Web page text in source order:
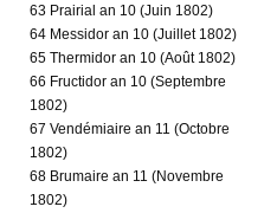
63 Prairial an 10 (Juin 1802)
64 Messidor an 10 (Juillet 1802)
65 Thermidor an 10 (Août 1802)
66 Fructidor an 10 (Septembre
1802)
67 Vendémiaire an 11 (Octobre
1802)
68 Brumaire an 11 (Novembre
1802)